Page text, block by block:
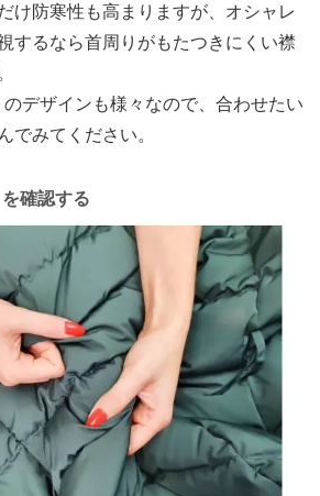
け防寒性も高まりますが、オシャレ
するなら首周りがもたつきにくい襟
デザインも様々なので、合わせたい
でみてください。
確認する